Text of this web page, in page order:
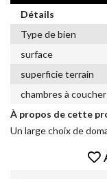
Détails
Type de bien
surface
superficie terrain
chambres à coucher
À propos de cette
Un large choix de